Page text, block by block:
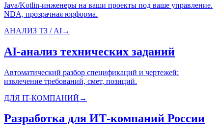
Java/Kotlin-инженеры на ваши проекты под ваше управление.
NDA, прозрачная юрформа.
АНАЛИЗ ТЗ / AI→
AI-анализ технических заданий
Автоматический разбор спецификаций и чертежей:
извлечение требований, смет, позиций.
ДЛЯ IT-КОМПАНИЙ →
Разработка для ИТ-компаний России